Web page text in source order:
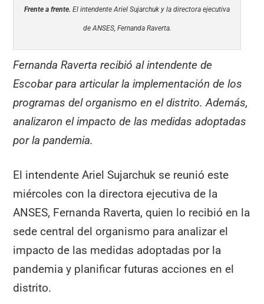
Frente a frente. El intendente Ariel Sujarchuk y la directora ejecutiva
de ANSES, Fernanda Raverta.
Fernanda Raverta recibió al intendente de
Escobar para articular la implementación de los
programas del organismo en el distrito. Además,
analizaron el impacto de las medidas adoptadas
por la pandemia.
El intendente Ariel Sujarchuk se reunió este
miércoles con la directora ejecutiva de la
ANSES, Fernanda Raverta, quien lo recibió en la
sede central del organismo para analizar el
impacto de las medidas adoptadas por la
pandemia y planificar futuras acciones en el
distrito.